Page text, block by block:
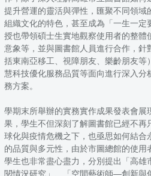
提升營運的靈活與彈性，匯聚不同領域
組織文化的特色，甚至成為「一生一定
授也帶領碩士生實地觀察使用者的整
意象等，並與圖書館人員進行合作，
括東南亞移工、視障朋友、樂齡朋友等
慧科技優化服務品質等面向進行深入分
務方案。
學期末所舉辦的實務實作成果發表會展
果，學生不但深刻了解圖書館已經不再
球化與疫情危機之下，也亟思如何結合
的品質與多元性，由於市圖總館的使用
學生也非常盡心盡力，分別提出「高
閱情況研究」、「空間藝術師—創新與